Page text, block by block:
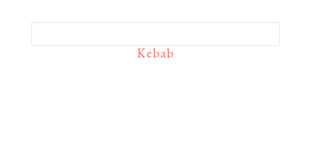
Kebab